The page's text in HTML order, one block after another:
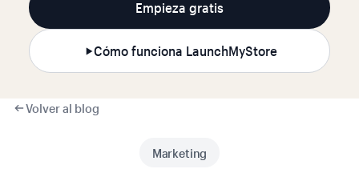
Empieza gratis
Cómo funciona LaunchMyStore
Volver al blog
Marketing